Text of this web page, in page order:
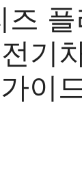
기
이